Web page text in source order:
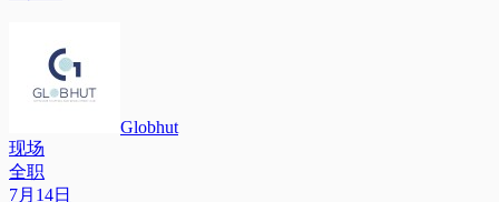
Globhut
现场
全职
7月14日